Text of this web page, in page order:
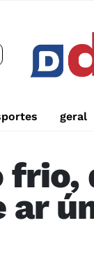
geral